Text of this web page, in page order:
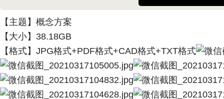
【主题】概念方案
【大小】38.18GB
【格式】JPG格式+PDF格式+CAD格式+TXT格式